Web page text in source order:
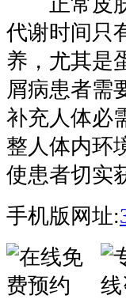
代谢时间只
养，尤其是
屑病患者需
补充人体必
整人体内环
使患者切实
手机版网址: